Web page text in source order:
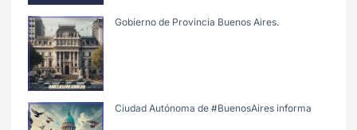
Gobierno de Provincia Buenos Aires.
Ciudad Autónoma de #BuenosAires informa